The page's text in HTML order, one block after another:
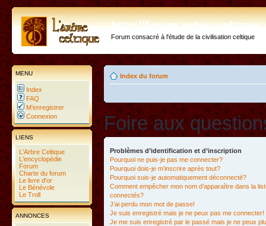
http://forum.arbre-
Forum consacré à l'étude de la civilisation celtique
MENU
Index
FAQ
M’enregistrer
Connexion
LIENS
L'Arbre Celtique
L'encyclopédie
Forum
Charte du forum
Le livre d'or
Le Bénévole
Le Troll
ANNONCES
Index du forum
Foire aux
Problèmes d’identification et d’inscription
Pourquoi ne puis-je pas me connecter?
Pourquoi dois-je m’inscrire après tout?
Pourquoi suis-je automatiquement déconnecté?
Comment empêcher mon nom d’apparaître dans la
connectés?
J’ai perdu mon mot de passe!
Je suis enregistré mais je ne peux pas me connecter!
Je me suis enregistré par le passé mais je ne peux